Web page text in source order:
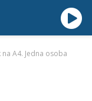
A4. Jedna osoba